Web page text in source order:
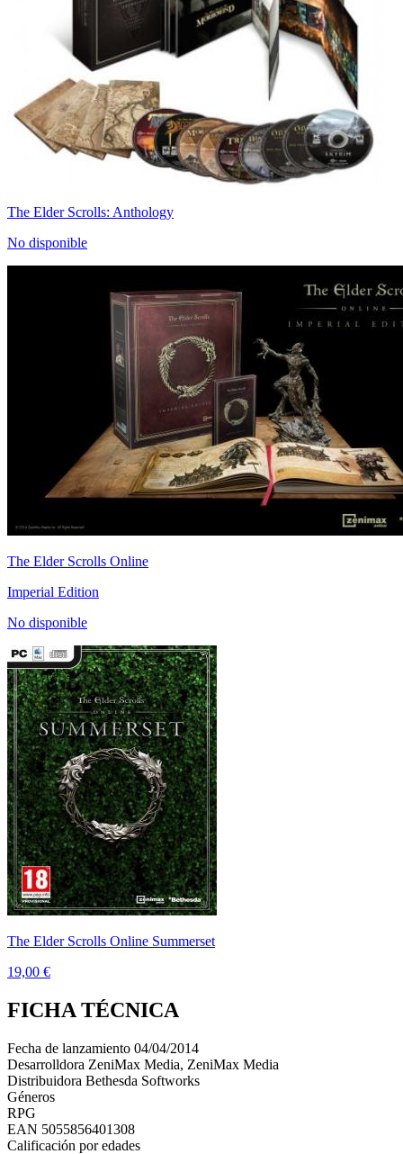
The Elder Scrolls: Anthology
No disponible
The Elder Scrolls Online
Imperial Edition
No disponible
The Elder Scrolls Online Summerset
19,00 €
FICHA TÉCNICA
Fecha de lanzamiento 04/04/2014
Desarrolldora ZeniMax Media, ZeniMax Media
Distribuidora Bethesda Softworks
Géneros
RPG
EAN 5055856401308
Calificación por edades